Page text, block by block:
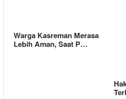
Warga Kasreman Merasa
Lebih Aman, Saat P…